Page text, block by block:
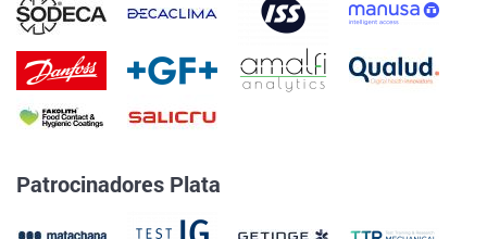
Patrocinadores Plata